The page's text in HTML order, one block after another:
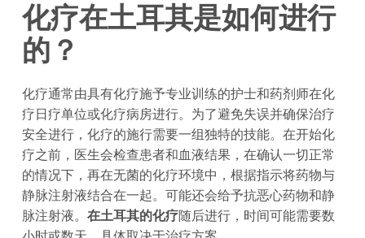
化疗在土耳其是如何进行
的？
化疗通常由具有化疗施予专业训练的护士和药剂师在化
疗日疗单位或化疗病房进行。为了避免失误并确保治疗
安全进行，化疗的施行需要一组独特的技能。在开始化
疗之前，医生会检查患者和血液结果，在确认一切正常
的情况下，再在无菌的化疗环境中，根据指示将药物与
静脉注射液结合在一起。可能还会给予抗恶心药物和静
脉注射液。 在土耳其的化疗随后进行，时间可能需要数